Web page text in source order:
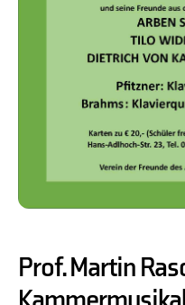
Prof. Martin